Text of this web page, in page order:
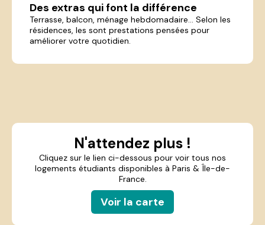
Des extras qui font la différence
Terrasse, balcon, ménage hebdomadaire... Selon les
résidences, les sont prestations pensées pour
améliorer votre quotidien.
N'attendez plus !
Cliquez sur le lien ci-dessous pour voir tous nos
logements étudiants disponibles à Paris & Île-de-
France.
Voir la carte